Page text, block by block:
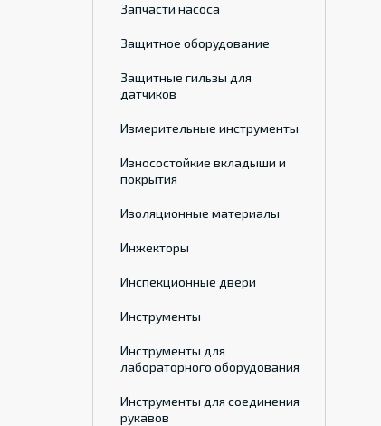
Запчасти насоса
Защитное оборудование
Защитные гильзы для
датчиков
Измерительные инструменты
Износостойкие вкладыши и
покрытия
Изоляционные материалы
Инжекторы
Инспекционные двери
Инструменты
Инструменты для
лабораторного оборудования
Инструменты для соединения
рукавов